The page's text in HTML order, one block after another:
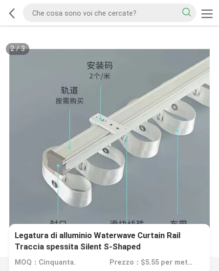
2/3
Legatura di alluminio Waterwave Curtain Rail
Traccia spessita Silent S-Shaped
MOQ：Cinquanta. Prezzo：$5.55 per meter